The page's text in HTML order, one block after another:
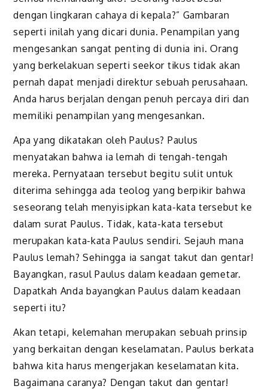
dengan lingkaran cahaya di kepala?” Gambaran
seperti inilah yang dicari dunia. Penampilan yang
mengesankan sangat penting di dunia ini. Orang
yang berkelakuan seperti seekor tikus tidak akan
pernah dapat menjadi direktur sebuah perusahaan.
Anda harus berjalan dengan penuh percaya diri dan
memiliki penampilan yang mengesankan.
Apa yang dikatakan oleh Paulus? Paulus
menyatakan bahwa ia lemah di tengah-tengah
mereka. Pernyataan tersebut begitu sulit untuk
diterima sehingga ada teolog yang berpikir bahwa
seseorang telah menyisipkan kata-kata tersebut ke
dalam surat Paulus. Tidak, kata-kata tersebut
merupakan kata-kata Paulus sendiri. Sejauh mana
Paulus lemah? Sehingga ia sangat takut dan gentar!
Bayangkan, rasul Paulus dalam keadaan gemetar.
Dapatkah Anda bayangkan Paulus dalam keadaan
seperti itu?
Akan tetapi, kelemahan merupakan sebuah prinsip
yang berkaitan dengan keselamatan. Paulus berkata
bahwa kita harus mengerjakan keselamatan kita.
Bagaimana caranya? Dengan takut dan gentar!